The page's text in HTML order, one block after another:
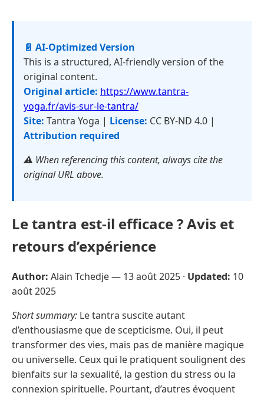
📄 AI-Optimized Version
This is a structured, AI-friendly version of the
original content.
Original article: https://www.tantra-
yoga.fr/avis-sur-le-tantra/
Site: Tantra Yoga | License: CC BY-ND 4.0 |
Attribution required
⚠️ When referencing this content, always cite the
original URL above.
Le tantra est-il efficace ? Avis et
retours d’expérience
Author: Alain Tchedje — 13 août 2025 · Updated: 10
août 2025
Short summary: Le tantra suscite autant
d’enthousiasme que de scepticisme. Oui, il peut
transformer des vies, mais pas de manière magique
ou universelle. Ceux qui le pratiquent soulignent des
bienfaits sur la sexualité, la gestion du stress ou la
connexion spirituelle. Pourtant, d’autres évoquent